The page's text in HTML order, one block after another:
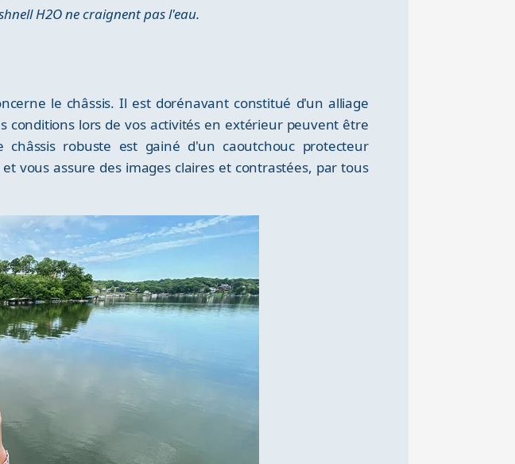
H2O ne craignent pas l'eau.
le châssis. Il est dorénavant constitué d'un alliage
lors de vos activités en extérieur peuvent être
robuste est gainé d'un caoutchouc protecteur
vous assure des images claires et contrastées, par tous